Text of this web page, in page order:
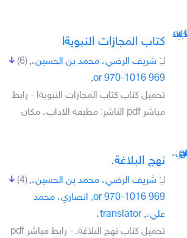
كتاب المجازات النبويةا
(6) لـِ: شريف الرضي، محمد بن الحسين،,
969 or 970-1016,
تحميل كتاب كتاب المجازات النبويةا - رابط
مباشر pdf الناشر: مطبعة الاداب، مكان
نهج البلاغة.
(4) لـِ: شريف الرضي، محمد بن الحسين،,
969 or 970-1016, انصاري، محمد
علي،, translator،
تحميل كتاب نهج البلاغة. - رابط مباشر pdf